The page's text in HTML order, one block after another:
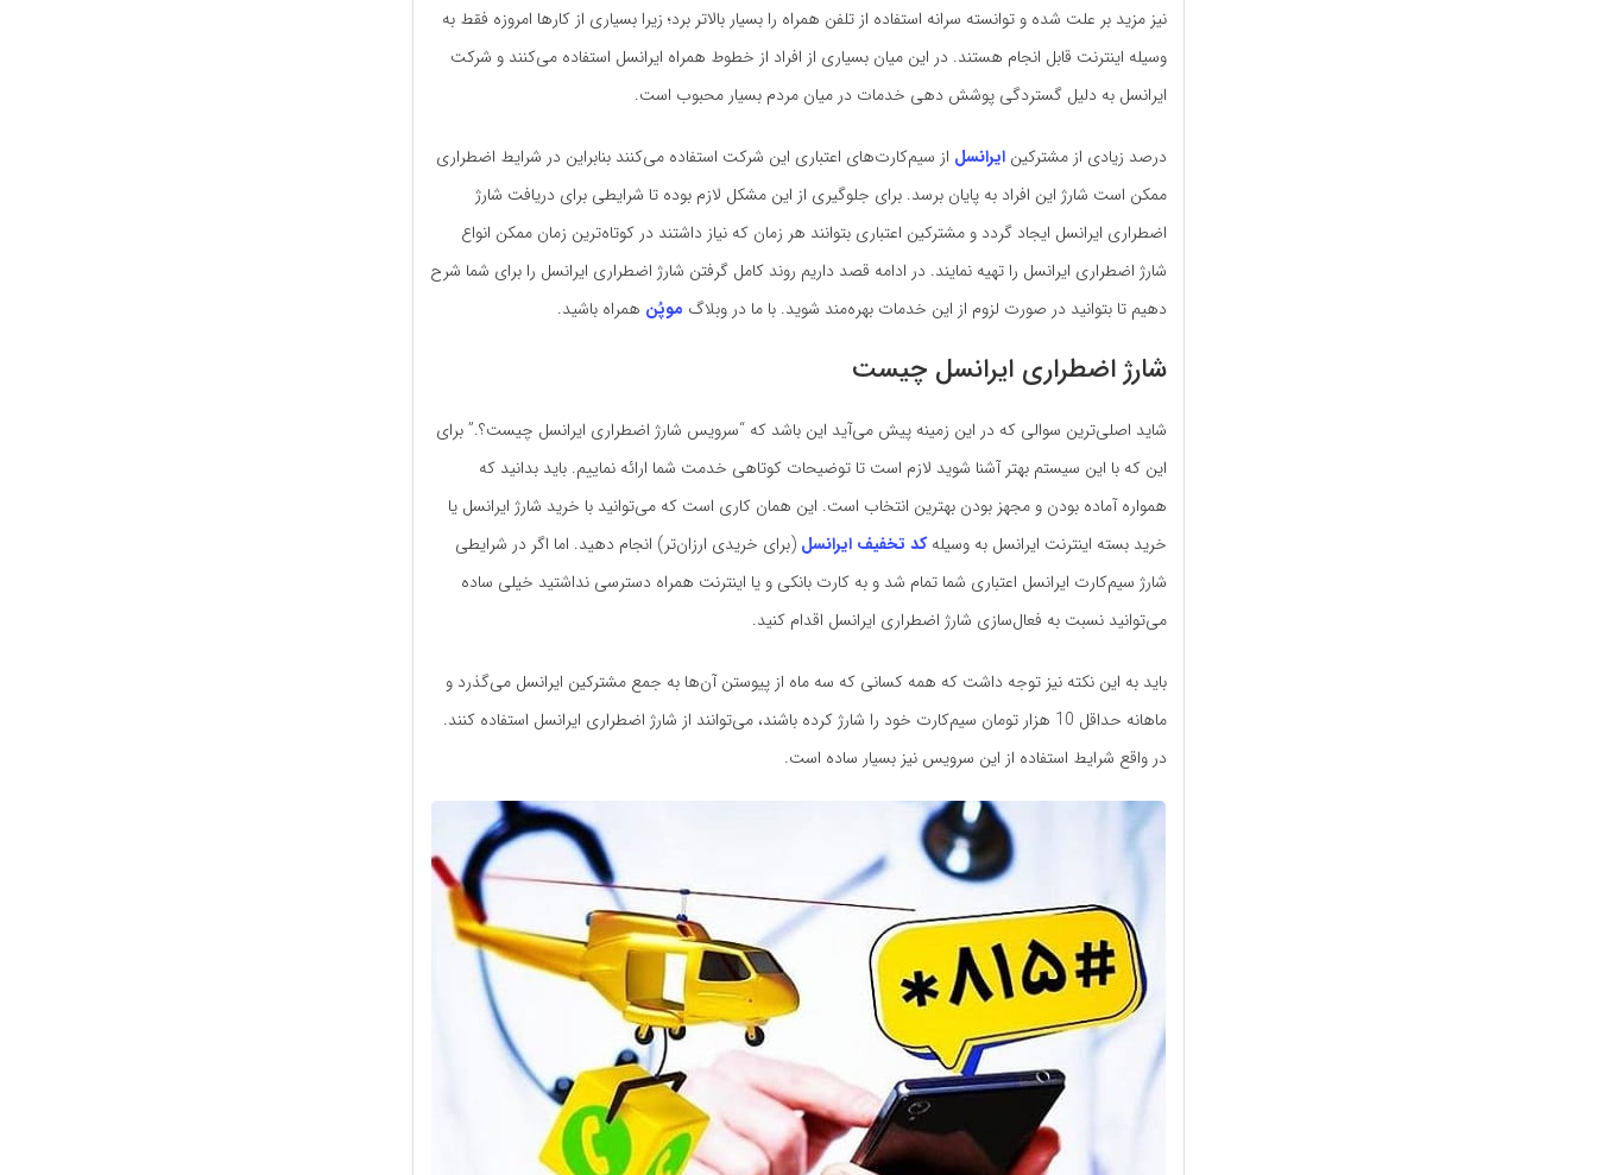
نیز مزید بر علت شده و توانسته سرانه استفاده از تلفن همراه را بسیار بالاتر برد؛ زیرا بسیاری از کارها امروزه فقط به
وسیله اینترنت قابل انجام هستند. در این میان بسیاری از افراد از خطوط همراه ایرانسل استفاده می‌کنند و شرکت
ایرانسل به دلیل گستردگی پوشش دهی خدمات در میان مردم بسیار محبوب است.
درصد زیادی از مشترکین ایرانسل از سیم‌کارت‌های اعتباری این شرکت استفاده می‌کنند بنابراین در شرایط اضطراری
ممکن است شارژ این افراد به پایان برسد. برای جلوگیری از این مشکل لازم بوده تا شرایطی برای دریافت شارژ
اضطراری ایرانسل ایجاد گردد و مشترکین اعتباری بتوانند هر زمان که نیاز داشتند در کوتاه‌ترین زمان ممکن انواع
شارژ اضطراری ایرانسل را تهیه نمایند. در ادامه قصد داریم روند کامل گرفتن شارژ اضطراری ایرانسل را برای شما شرح
دهیم تا بتوانید در صورت لزوم از این خدمات بهره‌مند شوید. با ما در وبلاگ موپُن همراه باشید.
شارژ اضطراری ایرانسل چیست
شاید اصلی‌ترین سوالی که در این زمینه پیش می‌آید این باشد که “سرویس شارژ اضطراری ایرانسل چیست؟.” برای
این که با این سیستم بهتر آشنا شوید لازم است تا توضیحات کوتاهی خدمت شما ارائه نماییم. باید بدانید که
همواره آماده بودن و مجهز بودن بهترین انتخاب است. این همان کاری است که می‌توانید با خرید شارژ ایرانسل یا
خرید بسته اینترنت ایرانسل به وسیلهکد تخفیف ایرانسل (برای خریدی ارزان‌تر) انجام دهید. اما اگر در شرایطی
شارژ سیم‌کارت ایرانسل اعتباری شما تمام شد و به کارت بانکی و یا اینترنت همراه دسترسی نداشتید خیلی ساده
می‌توانید نسبت به فعال‌سازی شارژ اضطراری ایرانسل اقدام کنید.
باید به این نکته نیز توجه داشت که همه‌ کسانی که سه ماه از پیوستن آن‌ها به جمع مشترکین ایرانسل می‌گذرد و
ماهانه حداقل 10 هزار تومان سیم‌کارت خود را شارژ کرده‌ باشند، می‌توانند از شارژ اضطراری ایرانسل استفاده کنند.
در واقع شرایط استفاده از این سرویس نیز بسیار ساده است.